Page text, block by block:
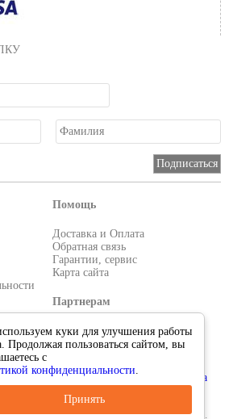
Помощь
Доставка и Оплата
Обратная связь
Гарантии, сервис
Карта сайта
Партнерам
Условия работы
Реквизиты
куки для улучшения работы
Продолжая пользоваться сайтом, вы
с
конфиденциальности.
Принять